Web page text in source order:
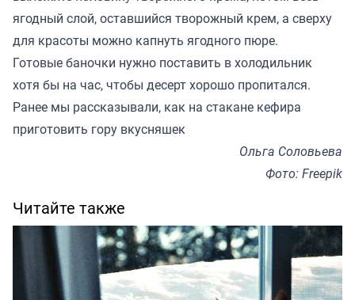
ягодный слой, оставшийся творожный крем, а сверху
для красоты можно капнуть ягодного пюре.
Готовые баночки нужно поставить в холодильник
хотя бы на час, чтобы десерт хорошо пропитался.
Ранее мы рассказывали, как на стакане кефира
приготовить гору вкусняшек
Ольга Соловьева
Фото: Freepik
Читайте также